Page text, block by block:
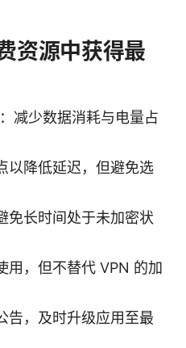
资源中获得最
减少数据消耗与电量占
以降低延迟，但避免选
免长时间处于未加密状
用，但不替代 VPN 的加
告，及时升级应用至最